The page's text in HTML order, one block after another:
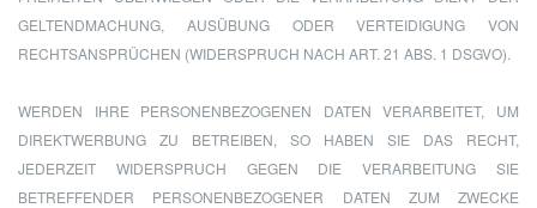
GELTENDMACHUNG, AUSÜBUNG ODER VERTEIDIGUNG VON
RECHTSANSPRÜCHEN (WIDERSPRUCH NACH ART. 21 ABS. 1 DSGVO).
WERDEN IHRE PERSONENBEZOGENEN DATEN VERARBEITET, UM
DIREKTWERBUNG ZU BETREIBEN, SO HABEN SIE DAS RECHT,
JEDERZEIT WIDERSPRUCH GEGEN DIE VERARBEITUNG SIE
BETREFFENDER PERSONENBEZOGENER DATEN ZUM ZWECKE